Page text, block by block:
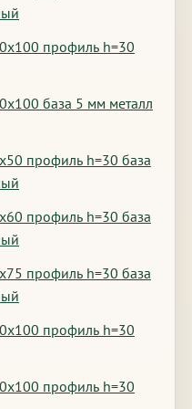
профиль h=30
база 5 мм металл
профиль h=30 база
профиль h=30 база
профиль h=30 база
профиль h=30
профиль h=30